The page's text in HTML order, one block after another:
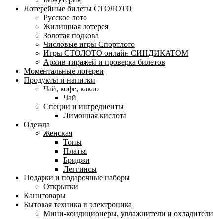
Лотерейные билеты СТОЛОТО
Русское лото
Жилищная лотерея
Золотая подкова
Числовые игры Спортлото
Игры СТОЛОТО онлайн СИНДИКАТОМ
Архив тиражей и проверка билетов
Моментальные лотереи
Продукты и напитки
Чай, кофе, какао
Чай
Специи и ингредиенты
Лимонная кислота
Одежда
Женская
Топы
Платья
Бриджи
Леггинсы
Подарки и подарочные наборы
Открытки
Канцтовары
Бытовая техника и электроника
Мини-кондиционеры, увлажнители и охладители